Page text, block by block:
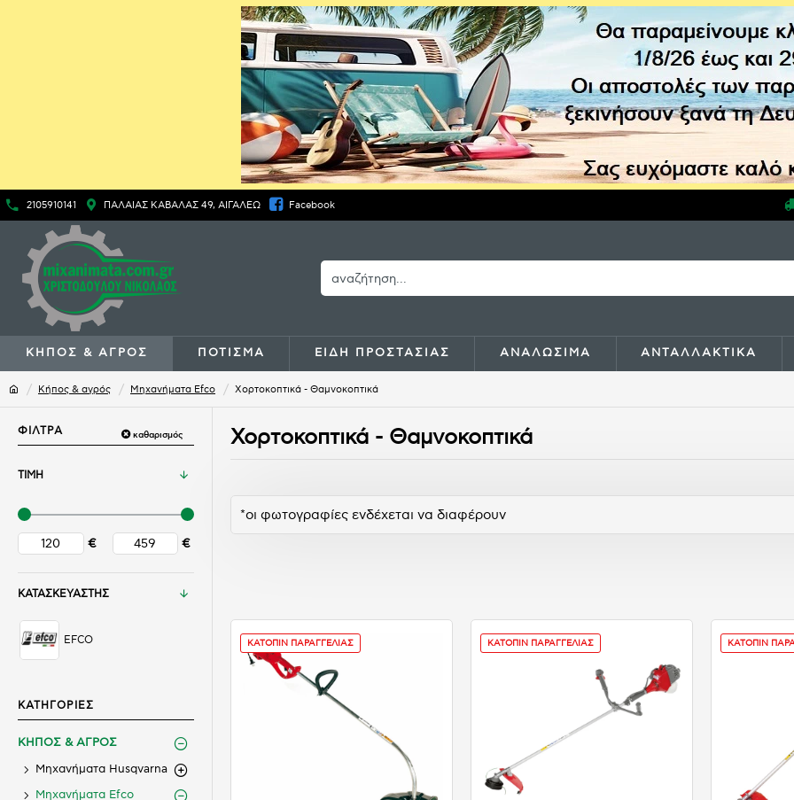
2105910141 ΠΑΛΑΙΑΣ ΚΑΒΑΛΑΣ 49, ΑΙΓΑΛΕΩ Facebook
ΚΗΠΟΣ & ΑΓΡΟΣ ΠΟΤΙΣΜΑ ΕΙΔΗ ΠΡΟΣΤΑΣΙΑΣ ΑΝΑΛΩΣΙΜΑ ΑΝΤΑΛΛΑΚΤΙΚΑ
Κήπος & αγρός Mηχανήματα Efco Χορτοκοπτικά - Θαμνοκοπτικά
ΦΙΛΤΡΑ καθαρισμός
ΤΙΜΗ
€ €
ΚΑΤΑΣΚΕΥΑΣΤΗΣ
EFCO
ΚΑΤΗΓΟΡΙΕΣ
ΚΗΠΟΣ & ΑΓΡΟΣ
Μηχανήματα Husqvarna
Mηχανήματα Efco
Χορτοκοπτικά - Θαμνοκοπτικά
*οι φωτογραφίες ενδέχεται να διαφέρουν
ΚΑΤΟΠΙΝ ΠΑΡΑΓΓΕΛΙΑΣ ΚΑΤΟΠΙΝ ΠΑΡΑΓΓΕΛΙΑΣ ΚΑΤΟΠΙΝ